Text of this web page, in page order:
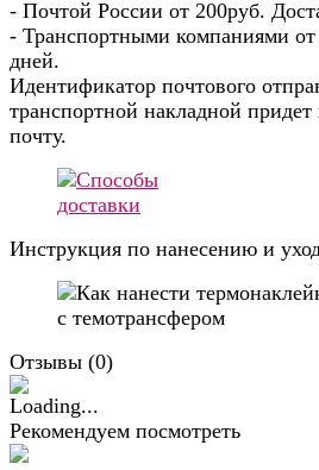
- Почтой России от 200руб.
- Транспортными компаниями от
дней.
Идентификатор почтового
транспортной накладной
почту.
Инструкция по нанесению и
Отзывы (0)
Рекомендуем посмотреть